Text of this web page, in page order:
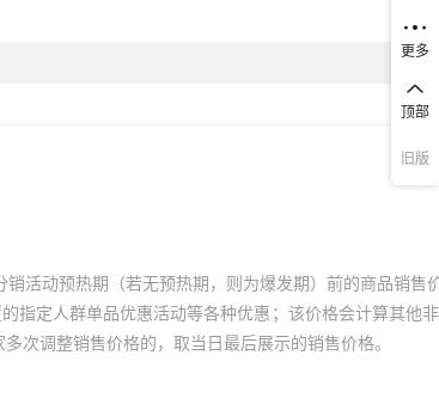
活动预热期（若无预热期，则为爆发期）前的商品销售
指定人群单品优惠活动等各种优惠；该价格会计算其他
次调整销售价格的，取当日最后展示的销售价格。
更多
顶部
旧版